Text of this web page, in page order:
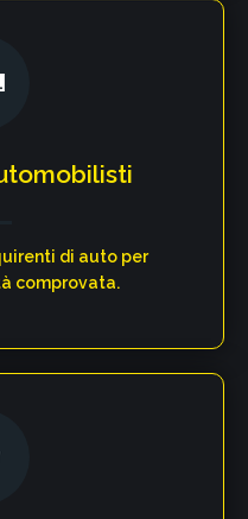
di auto per
comprovata.​